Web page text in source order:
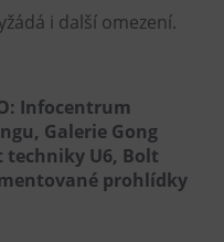
i další omezení.
Infocentrum
Galerie Gong
techniky U6, Bolt
prohlídky